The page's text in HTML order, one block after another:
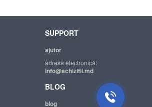
SUPPORT
ajutor
adresa electronică:
info@achizitii.md
BLOG
blog